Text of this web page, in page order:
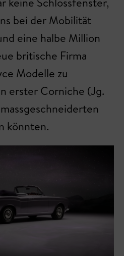
bei der Mobilität
eine halbe Million
britische Firma
Modelle zu
erster Corniche (Jg.
könnten.